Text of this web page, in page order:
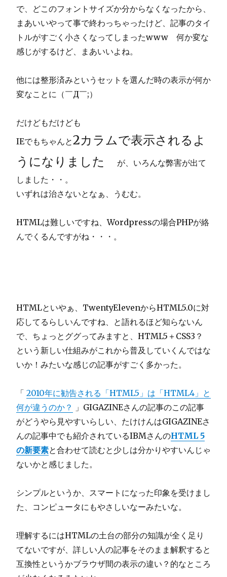
で、どこのフォントサイズか分からなくなったから、
まあいいやって事で終わっちゃったけど、記事のタイ
トルがすごく小さくなってしまったwww 何か変な
感じがするけど、まあいいよね。
他には整形済みというセットを選んだ時の表示が何か
変なことに（￣Д￣;）
だけどもだけども
IEでもちゃんと2カラムで表示されるよ
うになりました
が、いろんな弊害が出て
しました・・。
いずれは治さないとなぁ、うむむ。
HTMLは難しいですね、Wordpressの場合PHPが絡
んでくるんですがね・・・。
HTMLといやぁ、TwentyElevenからHTML5.0に対
応してるらしいんですね、と語れるほど知らないん
で、ちょっとググってみますと、HTML5＋CSS3？
という新しい仕組みがこれから普及していくんではな
いか！みたいな感じの記事がすごく多かった。
「 2010年に勧告される「HTML5」は「HTML4」と
何が違うのか？
」GIGAZINEさんの記事のこの記事
がどうやら見やすいらしい、たけけんはGIGAZINEさ
んの記事中でも紹介されているIBMさんのHTML 5
の新要素と合わせて読むと少しは分かりやすいんじゃ
ないかと感じました。
シンプルというか、スマートになった印象を受けまし
た、コンピュータにもやさしいなーみたいな。
理解するにはHTMLの土台の部分の知識が全く足り
てないですが、詳しい人の記事をそのまま解釈すると
互換性というかブラウザ間の表示の違い？的なところ